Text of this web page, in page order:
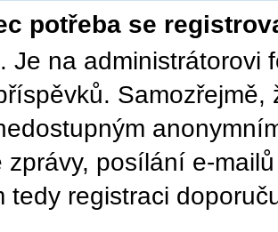
potřeba se
Je na administrátorovi
zprávy, posílání e-
tedy registraci